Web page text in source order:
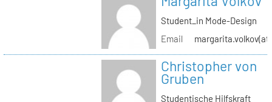
Student_in Mode-Design
Email
Christopher von
Gruben
Studentische Hilfskraft